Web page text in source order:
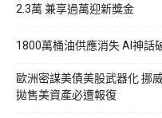
2.3萬 兼享過萬迎新獎金
1800萬桶油供應消失 AI神話
歐洲密謀美債美股武器化 挪
拋售美資產必遭報復